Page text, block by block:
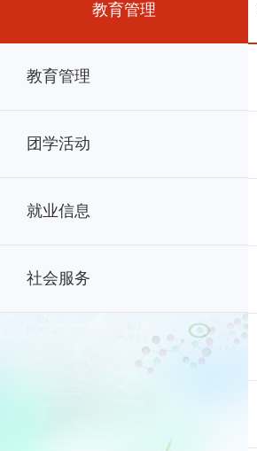
教育管理
教育管理
团学活动
就业信息
社会服务